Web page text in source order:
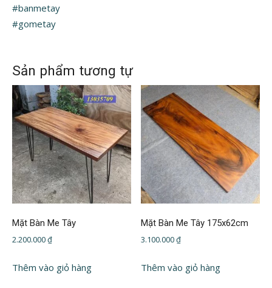
#banmetay
#gometay
Sản phẩm tương tự
Mặt Bàn Me Tây
2.200.000₫
Thêm vào giỏ hàng
Mặt Bàn Me Tây 175x62cm
3.100.000₫
Thêm vào giỏ hàng